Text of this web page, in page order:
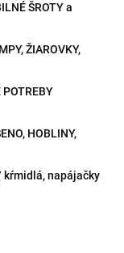
ŠROTY a
ŽIAROVKY,
POTREBY
HOBLINY,
kŕmidlá, napájačky